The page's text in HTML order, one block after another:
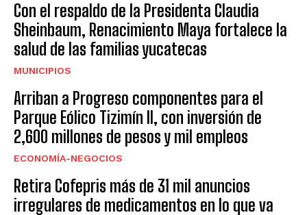
Con el respaldo de la Presidenta Claudia
Sheinbaum, Renacimiento Maya fortalece la
salud de las familias yucatecas
MUNICIPIOS
Arriban a Progreso componentes para el
Parque Eólico Tizimín II, con inversión de
2,600 millones de pesos y mil empleos
ECONOMÍA-NEGOCIOS
Retira Cofepris más de 31 mil anuncios
irregulares de medicamentos en lo que va